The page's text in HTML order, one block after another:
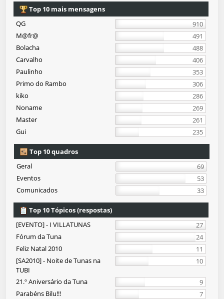
Top 10 mais mensagens
QG
910
M@fr@
491
Bolacha
488
Carvalho
406
Paulinho
353
Primo do Rambo
306
kiko
286
Noname
269
Master
261
Gui
235
Top 10 quadros
Geral
69
Eventos
53
Comunicados
33
Top 10 Tópicos (respostas)
[EVENTO] - I VILLATUNAS
27
Fórum da Tuna
24
Feliz Natal 2010
11
[SA2010] - Noite de Tunas na
TUBI
10
21.º Aniversário da Tuna
9
Parabéns Bilu!!!
7